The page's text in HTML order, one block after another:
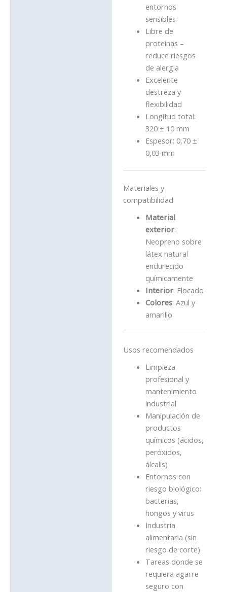
entornos
sensibles
Libre de
proteínas –
reduce riesgos
de alergia
Excelente
destreza y
flexibilidad
Longitud total:
320 ± 10 mm
Espesor: 0,70 ±
0,03 mm
Materiales y
compatibilidad
Material
exterior:
Neopreno sobre
látex natural
endurecido
químicamente
Interior: Flocado
Colores: Azul y
amarillo
Usos recomendados
Limpieza
profesional y
mantenimiento
industrial
Manipulación de
productos
químicos (ácidos,
peróxidos,
álcalis)
Entornos con
riesgo biológico:
bacterias,
hongos y virus
Industria
alimentaria (sin
riesgo de corte)
Tareas donde se
requiera agarre
seguro con